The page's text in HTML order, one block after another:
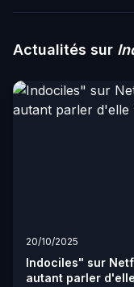
Actualités sur
20/10/2025
Indociles" sur
autant parler